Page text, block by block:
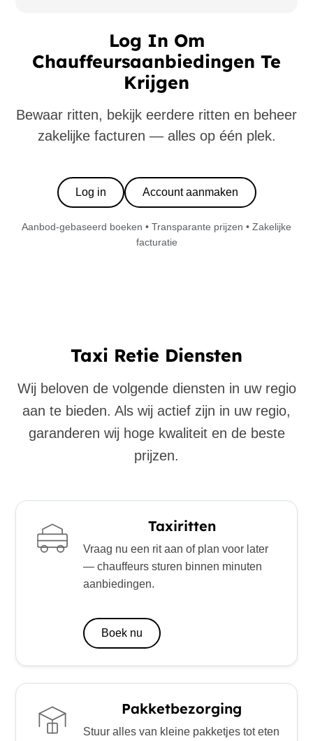
Log In Om
Chauffeursaanbiedingen Te
Krijgen
Bewaar ritten, bekijk eerdere ritten en beheer
zakelijke facturen — alles op één plek.
Log in Account aanmaken
Aanbod-gebaseerd boeken • Transparante prijzen • Zakelijke
facturatie
Taxi Retie Diensten
Wij beloven de volgende diensten in uw regio
aan te bieden. Als wij actief zijn in uw regio,
garanderen wij hoge kwaliteit en de beste
prijzen.
Taxiritten
Vraag nu een rit aan of plan voor later
— chauffeurs sturen binnen minuten
aanbiedingen.
Boek nu
Pakketbezorging
Stuur alles van kleine pakketjes tot eten